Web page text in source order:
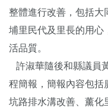
整體進行改善，包括大
埔里民代及里長的用心
活品質。
許淑華隨後和縣議員
程簡報，簡報內容包括
坑路排水溝改善、薰化